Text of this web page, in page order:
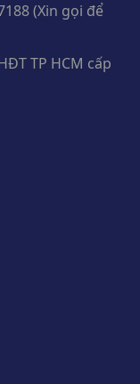
(Xin gọi để
TP HCM cấp